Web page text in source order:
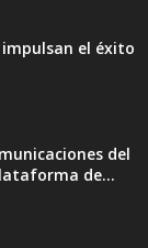
impulsan el éxito
del
de...